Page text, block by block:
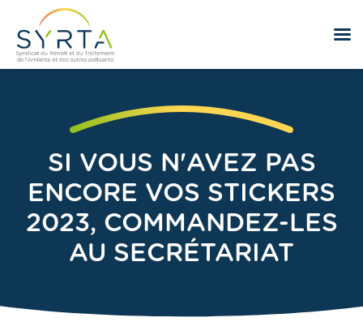
SI VOUS N'AVEZ PAS
ENCORE VOS STICKERS
2023, COMMANDEZ-LES
AU SECRÉTARIAT